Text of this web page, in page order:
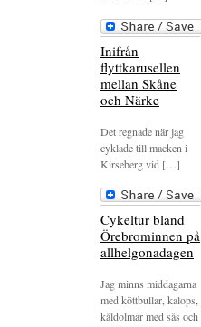
Inifrån
flyttkarusellen
mellan Skåne
och Närke
Det regnade när jag
cyklade till macken i
Kirseberg vid […]
Cykeltur bland
Örebrominnen på
allhelgonadagen
Jag minns middagarna
med köttbullar, kalops,
kåldolmar med sås och